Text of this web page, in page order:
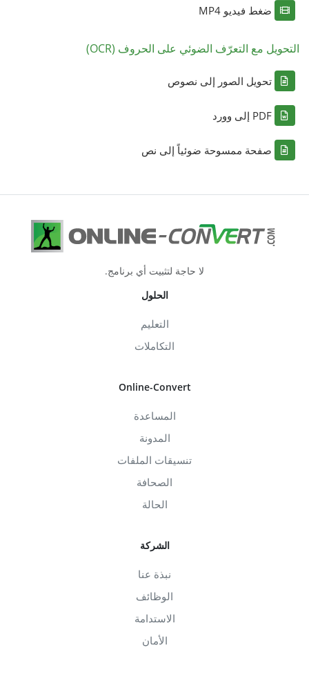
ضغط فيديو MP4
التحويل مع التعرّف الضوئي على الحروف (OCR)
تحويل الصور إلى نصوص
PDF إلى وورد
صفحة ممسوحة ضوئياً إلى نص
لا حاجة لتثبيت أي برنامج.
الحلول
التعليم
التكاملات
Online-Convert
المساعدة
المدونة
تنسيقات الملفات
الصحافة
الحالة
الشركة
نبذة عنا
الوظائف
الاستدامة
الأمان